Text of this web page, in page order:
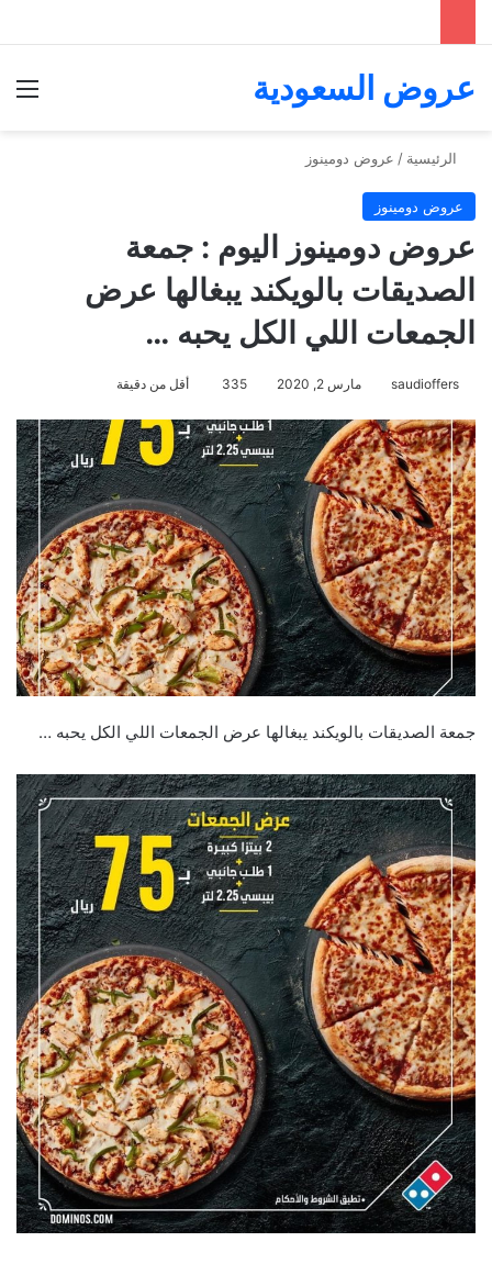
عروض السعودية
الرئيسية / عروض دومينوز
عروض دومينوز
عروض دومينوز اليوم : جمعة
الصديقات بالويكند يبغالها عرض
الجمعات اللي الكل يحبه …
saudioffers مارس 2, 2020 335 أقل من دقيقة
جمعة الصديقات بالويكند يبغالها عرض الجمعات اللي الكل يحبه …